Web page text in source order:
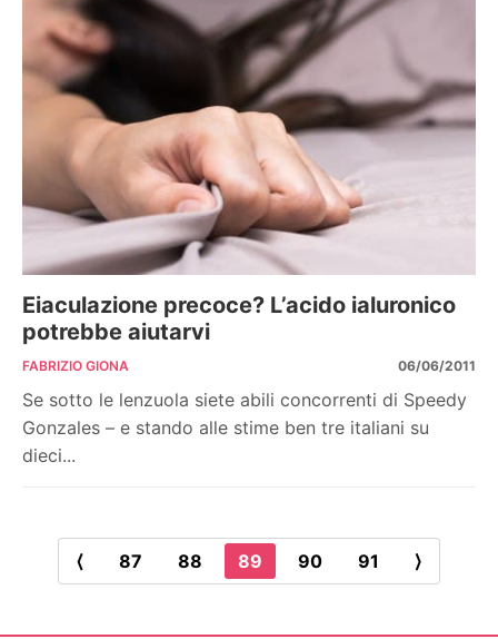
Eiaculazione precoce? L’acido ialuronico
potrebbe aiutarvi
FABRIZIO GIONA 06/06/2011
Se sotto le lenzuola siete abili concorrenti di Speedy
Gonzales – e stando alle stime ben tre italiani su
dieci...
⟨ 87 88 89 90 91 ⟩